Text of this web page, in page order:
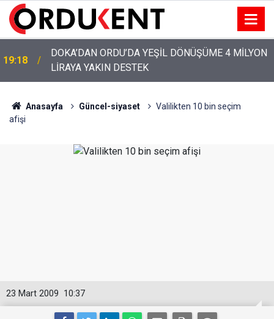
12:46
YENİ PARTİ’NİN ORDU’DAKİ 69 KİŞİLİK KURUCU
KADROSU AÇIKLANDI
Anasayfa Güncel-siyaset
Valilikten 10 bin seçim
afişi
10:37
23 Mart 2009